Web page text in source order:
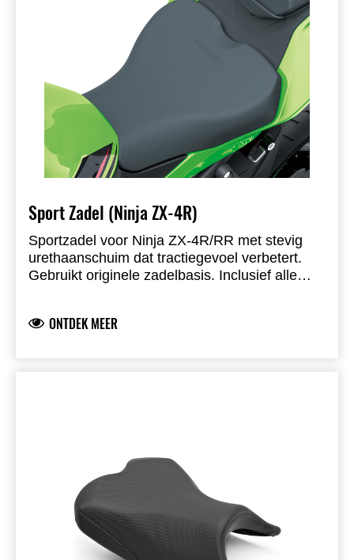
Sport Zadel (Ninja ZX-4R)
Sportzadel voor Ninja ZX-4R/RR met stevig
urethaanschuim dat tractiegevoel verbetert.
Gebruikt originele zadelbasis. Inclusief alle
ONTDEK MEER